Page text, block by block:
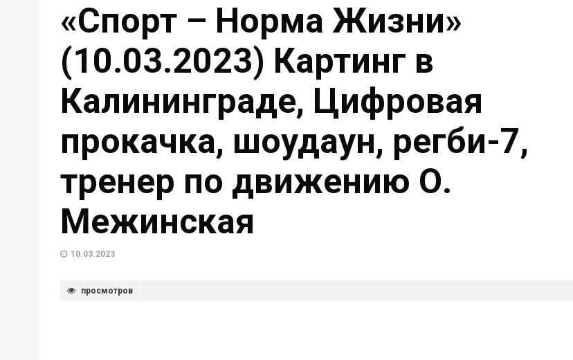
«Спорт – Норма Жизни»
(10.03.2023) Картинг в
Калининграде, Цифровая
прокачка, шоудаун, регби-7,
тренер по движению О.
Межинская
10.03.2023
просмотров